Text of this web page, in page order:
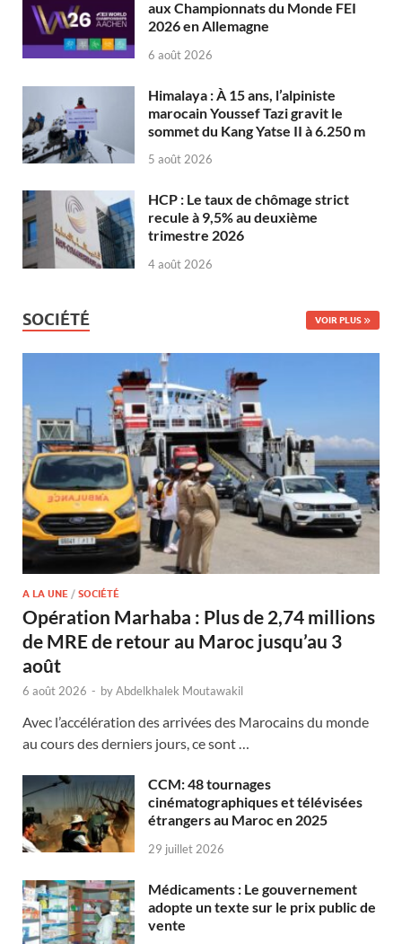
aux Championnats du Monde FEI
2026 en Allemagne
6 août 2026
Himalaya : À 15 ans, l’alpiniste
marocain Youssef Tazi gravit le
sommet du Kang Yatse II à 6.250 m
5 août 2026
HCP : Le taux de chômage strict
recule à 9,5% au deuxième
trimestre 2026
4 août 2026
SOCIÉTÉ VOIR PLUS
A LA UNE / SOCIÉTÉ
Opération Marhaba : Plus de 2,74 millions
de MRE de retour au Maroc jusqu’au 3
août
6 août 2026 - byAbdelkhalek Moutawakil
Avec l’accélération des arrivées des Marocains du monde
au cours des derniers jours, ce sont …
CCM: 48 tournages
cinématographiques et télévisées
étrangers au Maroc en 2025
29 juillet 2026
Médicaments : Le gouvernement
adopte un texte sur le prix public de
vente